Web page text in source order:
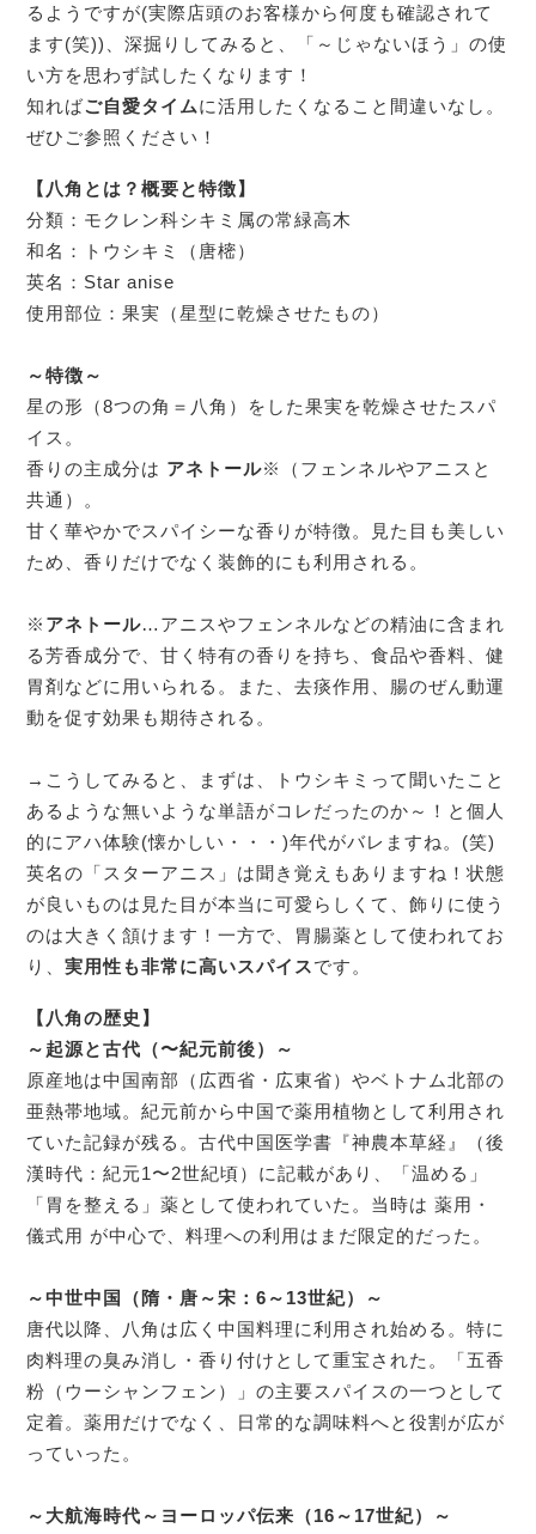
るようですが(実際店頭のお客様から何度も確認されて
ます(笑))、深掘りしてみると、「～じゃないほう」の使
い方を思わず試したくなります！
知ればご自愛タイムに活用したくなること間違いなし。
ぜひご参照ください！
【八角とは？概要と特徴】
分類：モクレン科シキミ属の常緑高木
和名：トウシキミ（唐樒）
英名：Star anise
使用部位：果実（星型に乾燥させたもの）
～特徴～
星の形（8つの角＝八角）をした果実を乾燥させたスパ
イス。
香りの主成分は アネトール※（フェンネルやアニスと
共通）。
甘く華やかでスパイシーな香りが特徴。見た目も美しい
ため、香りだけでなく装飾的にも利用される。
※ アネトール…アニスやフェンネルなどの精油に含まれ
る芳香成分で、甘く特有の香りを持ち、食品や香料、健
胃剤などに用いられる。また、去痰作用、腸のぜん動運
動を促す効果も期待される。
→こうしてみると、まずは、トウシキミって聞いたこと
あるような無いような単語がコレだったのか～！と個人
的にアハ体験(懐かしい・・・)年代がバレますね。(笑)
英名の「スターアニス」は聞き覚えもありますね！状態
が良いものは見た目が本当に可愛らしくて、飾りに使う
のは大きく頷けます！一方で、胃腸薬として使われてお
り、実用性も非常に高いスパイスです。
【八角の歴史】
～起源と古代（〜紀元前後）～
原産地は中国南部（広西省・広東省）やベトナム北部の
亜熱帯地域。紀元前から中国で薬用植物として利用され
ていた記録が残る。古代中国医学書『神農本草経』（後
漢時代：紀元1〜2世紀頃）に記載があり、「温める」
「胃を整える」薬として使われていた。当時は 薬用・
儀式用 が中心で、料理への利用はまだ限定的だった。
～中世中国（隋・唐～宋：6～13世紀）～
唐代以降、八角は広く中国料理に利用され始める。特に
肉料理の臭み消し・香り付けとして重宝された。「五香
粉（ウーシャンフェン）」の主要スパイスの一つとして
定着。薬用だけでなく、日常的な調味料へと役割が広が
っていった。
～大航海時代～ヨーロッパ伝来（16～17世紀）～